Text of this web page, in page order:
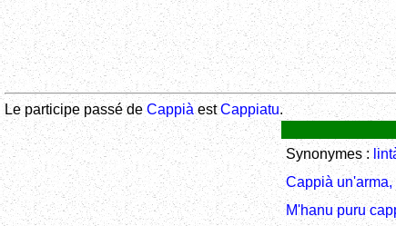
Le participe passé deCappiàestCappiatu.
Synonymes :
Cappià
M'hanu puru